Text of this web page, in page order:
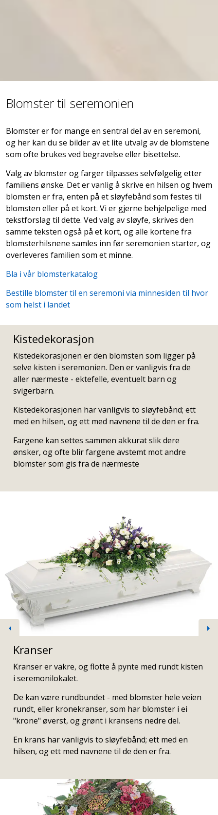
Blomster til seremonien
Blomster er for mange en sentral del av en seremoni,
og her kan du se bilder av et lite utvalg av de blomstene
som ofte brukes ved begravelse eller bisettelse.
Valg av blomster og farger tilpasses selvfølgelig etter
familiens ønske. Det er vanlig å skrive en hilsen og hvem
blomsten er fra, enten på et sløyfebånd som festes til
blomsten eller på et kort. Vi er gjerne behjelpelige med
tekstforslag til dette. Ved valg av sløyfe, skrives den
samme teksten også på et kort, og alle kortene fra
blomsterhilsnene samles inn før seremonien starter, og
overleveres familien som et minne.
Bla i vår blomsterkatalog
Bestille blomster til en seremoni via minnesiden til hvor
som helst i landet
Kistedekorasjon
Kistedekorasjonen er den blomsten som ligger på
selve kisten i seremonien. Den er vanligvis fra de
aller nærmeste - ektefelle, eventuelt barn og
svigerbarn.
Kistedekorasjonen har vanligvis to sløyfebånd; ett
med en hilsen, og ett med navnene til de den er fra.
Fargene kan settes sammen akkurat slik dere
ønsker, og ofte blir fargene avstemt mot andre
blomster som gis fra de nærmeste
Previous
Kranser
Kranser er vakre, og flotte å pynte med rundt kisten
i seremonilokalet.
De kan være rundbundet - med blomster hele veien
rundt, eller kronekranser, som har blomster i ei
"krone" øverst, og grønt i kransens nedre del.
En krans har vanligvis to sløyfebånd; ett med en
hilsen, og ett med navnene til de den er fra.